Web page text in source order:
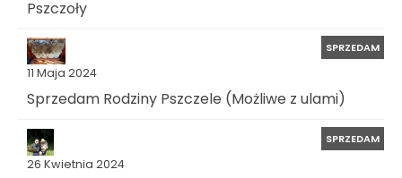
Pszczoły
11 Maja 2024
SPRZEDAM
Sprzedam Rodziny Pszczele (Możliwe z ulami)
26 Kwietnia 2024
SPRZEDAM